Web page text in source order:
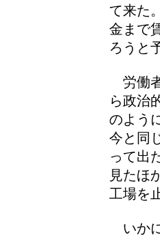
て来た
金まで
ろうと
労働
ら政治
のよう
今と同
って出
見たほ
工場を
いか